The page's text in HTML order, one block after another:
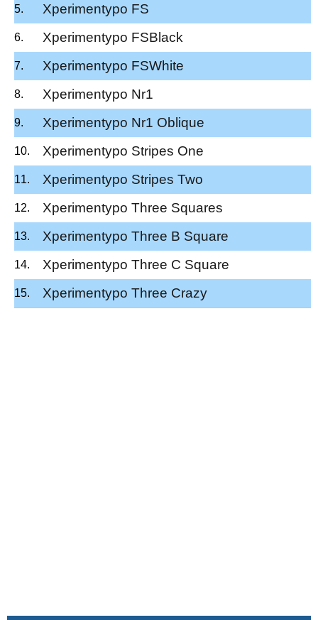
Xperimentypo FS
Xperimentypo FSBlack
Xperimentypo FSWhite
Xperimentypo Nr1
Xperimentypo Nr1 Oblique
Xperimentypo Stripes One
Xperimentypo Stripes Two
Xperimentypo Three Squares
Xperimentypo Three B Square
Xperimentypo Three C Square
Xperimentypo Three Crazy